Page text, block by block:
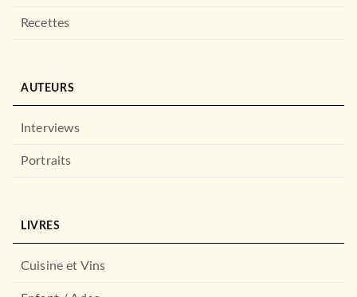
À l'aube, les flammes
Recettes
AUTEURS
Interviews
Portraits
LIVRES
Cuisine et Vins